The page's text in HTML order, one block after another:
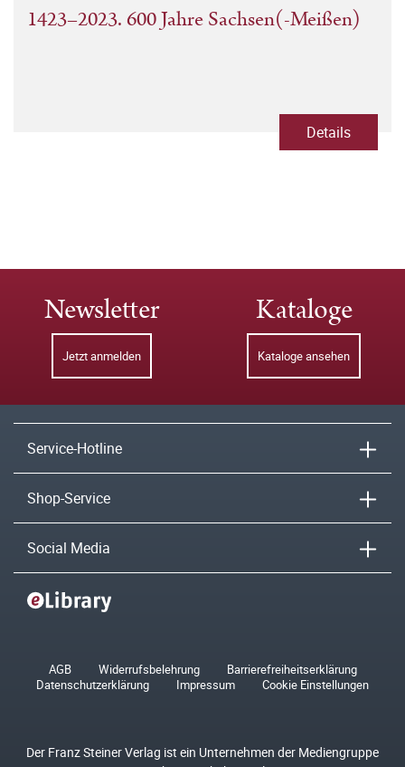
1423–2023. 600 Jahre Sachsen(-Meißen)
Details
Newsletter
Jetzt anmelden
Kataloge
Kataloge ansehen
Service-Hotline
Shop-Service
Social Media
AGB Widerrufsbelehrung
Barrierefreiheitserklärung
Datenschutzerklärung
Impressum Cookie Einstellungen
Der Franz Steiner Verlag ist ein Unternehmen der Mediengruppe